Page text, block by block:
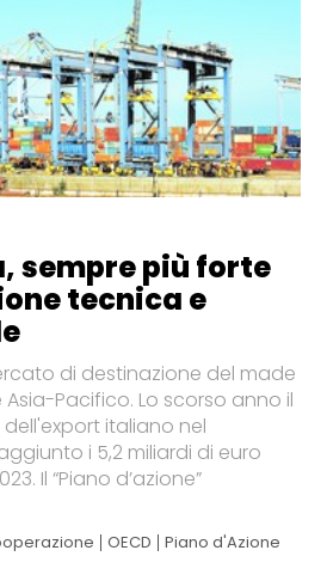
sempre più forte
tecnica e
di destinazione del made
Pacifico. Lo scorso anno il
italiano nel
i 5,2 miliardi di euro
Il “Piano d’azione”
OECD
Piano d'Azione